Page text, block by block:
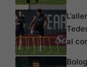
al